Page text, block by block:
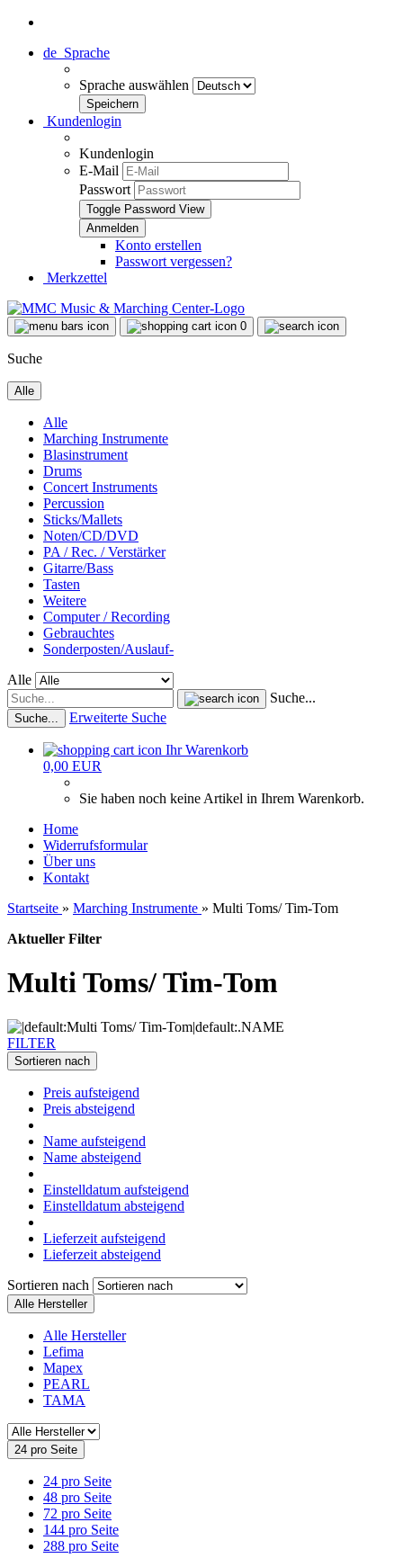
de Sprache
Sprache auswählen
Kundenlogin
Kundenlogin
E-Mail
Passwort
Toggle Password View
Konto erstellen
Passwort vergessen?
Merkzettel
0
Suche
Alle
Alle
Marching Instrumente
Blasinstrument
Drums
Concert Instruments
Percussion
Sticks/Mallets
Noten/CD/DVD
PA / Rec. / Verstärker
Gitarre/Bass
Tasten
Weitere
Computer / Recording
Gebrauchtes
Sonderposten/Auslauf-
Alle
Suche...
Suche... Erweiterte Suche
Ihr Warenkorb
0,00 EUR
Sie haben noch keine Artikel in Ihrem Warenkorb.
Home
Widerrufsformular
Über uns
Kontakt
Startseite » Marching Instrumente » Multi Toms/ Tim-Tom
Aktueller Filter
Multi Toms/ Tim-Tom
FILTER
Sortieren nach
Preis aufsteigend
Preis absteigend
Name aufsteigend
Name absteigend
Einstelldatum aufsteigend
Einstelldatum absteigend
Lieferzeit aufsteigend
Lieferzeit absteigend
Sortieren nach
Alle Hersteller
Alle Hersteller
Lefima
Mapex
PEARL
TAMA
24 pro Seite
24 pro Seite
48 pro Seite
72 pro Seite
144 pro Seite
288 pro Seite